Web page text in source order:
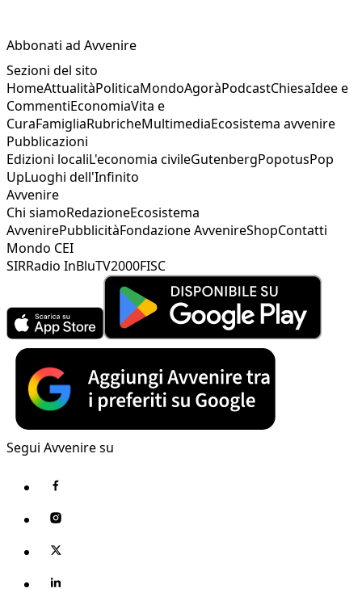
Abbonati ad Avvenire
Sezioni del sito
HomeAttualitàPoliticaMondoAgoràPodcastChiesaIdee e
CommentiEconomiaVita e
CuraFamigliaRubricheMultimediaEcosistema avvenire
Pubblicazioni
Edizioni localiL'economia civileGutenbergPopotusPop
UpLuoghi dell'Infinito
Avvenire
Chi siamoRedazioneEcosistema
AvvenirePubblicitàFondazione AvvenireShopContatti
Mondo CEI
SIRRadio InBluTV2000FISC
Segui Avvenire su